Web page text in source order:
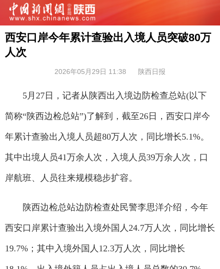
西安口岸今年累计查验出入境人员突破80万
人次
2026年05月29日 11:38 陕西日报
5月27日，记者从陕西出入境边防检查总站(以下
简称“陕西边检总站”)了解到，截至26日，西安口岸今
年累计查验出入境人员超80万人次，同比增长5.1%。
其中出境人员41万余人次，入境人员39万余人次，口
岸航班、人员往来规模稳步扩容。
陕西边检总站边防检查处民警李思洋介绍，今年
西安口岸累计查验出入境外国人24.7万人次，同比增长
19.7%；其中入境外国人12.3万人次，同比增长